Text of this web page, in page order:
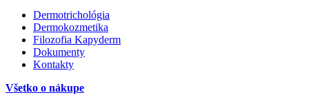
Dermotrichológia
Dermokozmetika
Filozofia Kapyderm
Dokumenty
Kontakty
Všetko o nákupe